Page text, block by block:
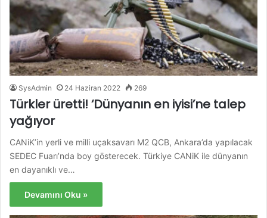
SysAdmin 24 Haziran 2022 269
Türkler üretti! ‘Dünyanın en iyisi’ne talep
yağıyor
CANiK’in yerli ve milli uçaksavarı M2 QCB, Ankara’da yapılacak
SEDEC Fuarı’nda boy gösterecek. Türkiye CANiK ile dünyanın
en dayanıklı ve…
Devamını Oku »